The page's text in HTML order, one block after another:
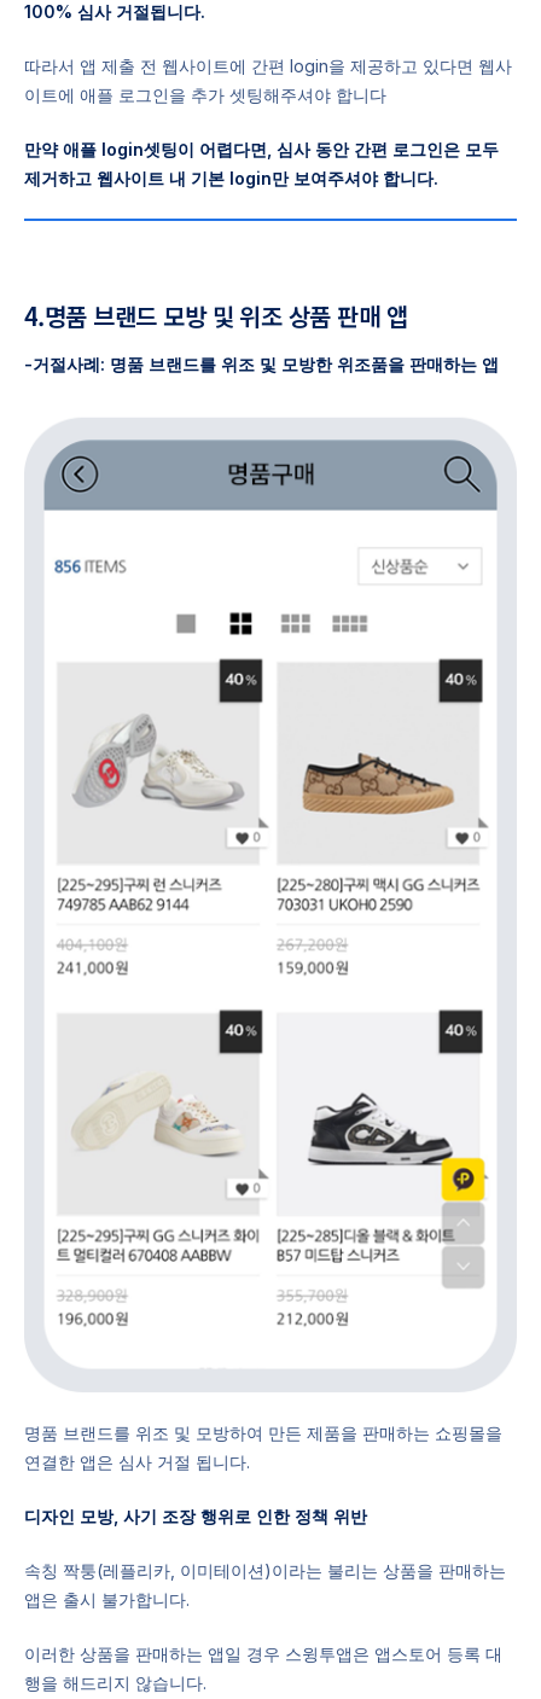
100% 심사 거절됩니다.
따라서 앱 제출 전 웹사이트에 간편 login을 제공하고 있다면 웹사
이트에 애플 로그인을 추가 셋팅해주셔야 합니다
만약 애플 login셋팅이 어렵다면, 심사 동안 간편 로그인은 모두
제거하고 웹사이트 내 기본 login만 보여주셔야 합니다.
4.명품 브랜드 모방 및 위조 상품 판매 앱
-거절사례: 명품 브랜드를 위조 및 모방한 위조품을 판매하는 앱
명품 브랜드를 위조 및 모방하여 만든 제품을 판매하는 쇼핑몰을
연결한 앱은 심사 거절 됩니다.
디자인 모방, 사기 조장 행위로 인한 정책 위반
속칭 짝퉁(레플리카, 이미테이션)이라는 불리는 상품을 판매하는
앱은 출시 불가합니다.
이러한 상품을 판매하는 앱일 경우 스윙투앱은 앱스토어 등록 대
행을 해드리지 않습니다.